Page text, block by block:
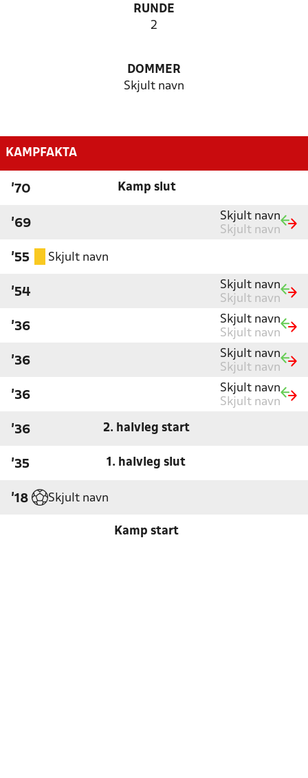
RUNDE
2
DOMMER
Skjult navn
KAMPFAKTA
'70 Kamp slut
'69
Skjult navn
Skjult navn
'55 Skjult navn
'54
Skjult navn
Skjult navn
'36
Skjult navn
Skjult navn
'36
Skjult navn
Skjult navn
'36
Skjult navn
Skjult navn
'36 2. halvleg start
'35 1. halvleg slut
'18 Skjult navn
Kamp start